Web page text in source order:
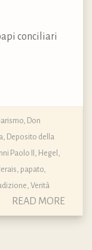
conciliari
Don
Deposito della
Paolo II Hegel
papato
Verità
READ MORE